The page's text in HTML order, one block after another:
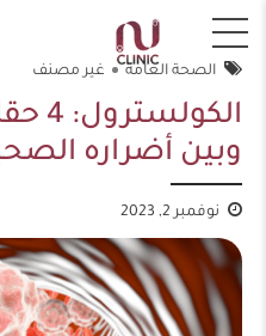
الصحة العامة غير مصنف
وبين أضراره
نوفمبر 2, 2023